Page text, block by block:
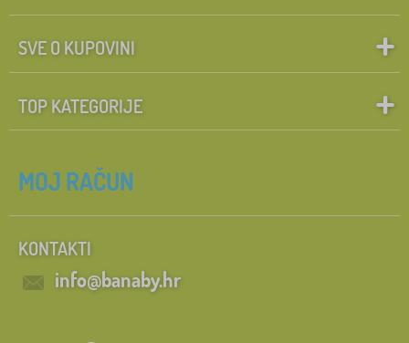
FILTRIRAJ
SVE O KUPOVINI
TOP KATEGORIJE
MOJ RAČUN
KONTAKTI
info@banaby.hr